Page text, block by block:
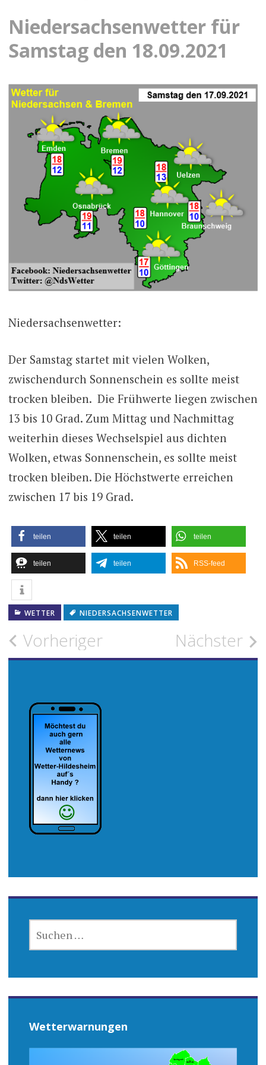
Niedersachsenwetter für
Samstag den 18.09.2021
Niedersachsenwetter:
Der Samstag startet mit vielen Wolken,
zwischendurch Sonnenschein es sollte meist
trocken bleiben. Die Frühwerte liegen zwischen
13 bis 10 Grad. Zum Mittag und Nachmittag
weiterhin dieses Wechselspiel aus dichten
Wolken, etwas Sonnenschein, es sollte meist
trocken bleiben. Die Höchstwerte erreichen
zwischen 17 bis 19 Grad.
teilen teilen teilen
teilen teilen RSS-feed
WETTER NIEDERSACHSENWETTER
Beitragsnavigation
Vorheriger Nächster
NACH:
Wetterwarnungen